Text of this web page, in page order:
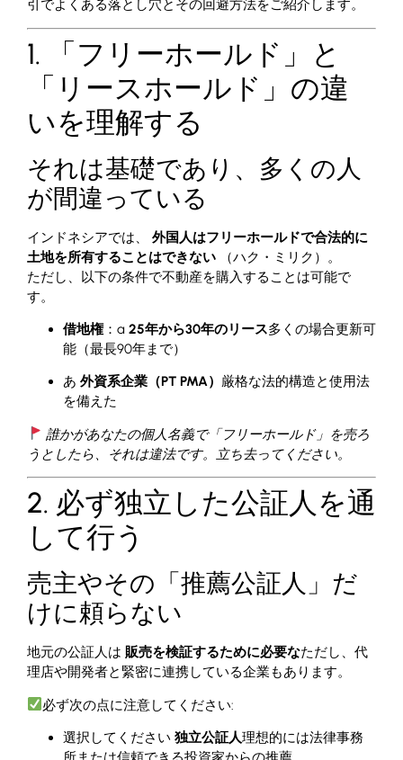
引でよくある落とし穴とその回避方法をご紹介します。
1. 「フリーホールド」と
「リースホールド」の違
いを理解する
それは基礎であり、多くの人
が間違っている
インドネシアでは、 外国人はフリーホールドで合法的に
土地を所有することはできない （ハク・ミリク）。
ただし、以下の条件で不動産を購入することは可能で
す。
借地権：a 25年から30年のリース多くの場合更新可
能（最長90年まで）
あ 外資系企業（PT PMA） 厳格な法的構造と使用法
を備えた
誰かがあなたの個人名義で「フリーホールド」を売ろ
うとしたら、それは違法です。立ち去ってください。
2. 必ず独立した公証人を通
して行う
売主やその「推薦公証人」だ
けに頼らない
地元の公証人は 販売を検証するために必要なただし、代
理店や開発者と緊密に連携している企業もあります。
必ず次の点に注意してください:
選択してください 独立公証人理想的には法律事務